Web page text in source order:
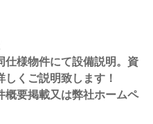
仕様物件にて設備説明。資
くご説明致します！
概要掲載又は弊社ホームペ